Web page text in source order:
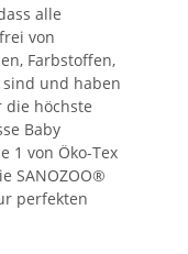
alle
von
Farbstoffen,
und haben
höchste
Baby
1 von Öko-Tex
SANOZOO®
perfekten